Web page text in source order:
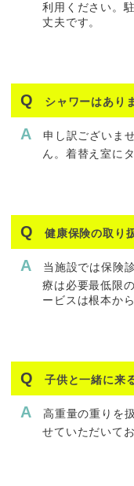
利用ください。
丈夫です。
シャワーはあり
申し訳ございま
ん。着替え室に
健康保険の取り
当施設では保険
療は必要最低限
ービスは根本か
子供と一緒に来
高重量の重りを
せていただいて